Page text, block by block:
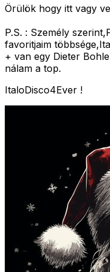
Örülök hogy itt vagy
P.S. : Személy
favoritjaim
+ van egy Dieter
nálam a top.
ItaloDisco4Ever !